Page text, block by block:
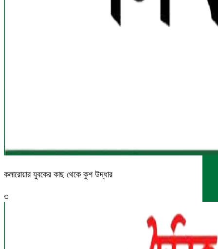
কলারোয়ার যুবকের কাছ থেকে কুশ উদ্ধার
৩